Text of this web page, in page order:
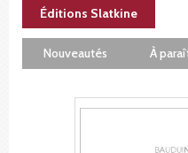
Éditions Slatkine
Nouveautés À